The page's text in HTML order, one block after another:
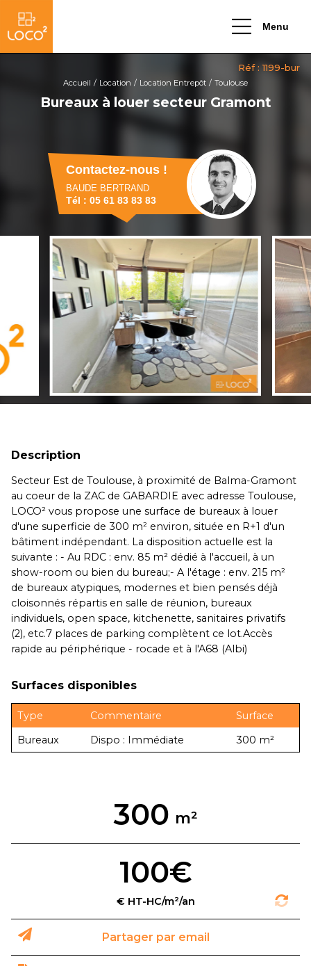
Menu
Bureaux à louer secteur Gramont
Accueil Location Location Entrepôt Toulouse
Contactez-nous !
BAUDE BERTRAND
Tél : 05 61 83 83 83
300
100€
Partager par email
Description
Secteur Est de Toulouse, à proximité de Balma-Gramont
au coeur de la ZAC de GABARDIE avec adresse Toulouse,
LOCO² vous propose une surface de bureaux à louer
d'une superficie de 300 m² environ, située en R+1 d'un
bâtiment indépendant. La disposition actuelle est la
suivante : - Au RDC : env. 85 m² dédié à l'accueil, à un
show-room ou bien du bureau;- A l'étage : env. 215 m²
de bureaux atypiques, modernes et bien pensés déjà
cloisonnés répartis en salle de réunion, bureaux
individuels, open space, kitchenette, sanitaires privatifs
(2), etc.7 places de parking complètent ce lot.Accès
rapide au périphérique - rocade et à l'A68 (Albi)
Surfaces disponibles
Type Commentaire
Surface
Bureaux
Dispo : Immédiate 300 m²